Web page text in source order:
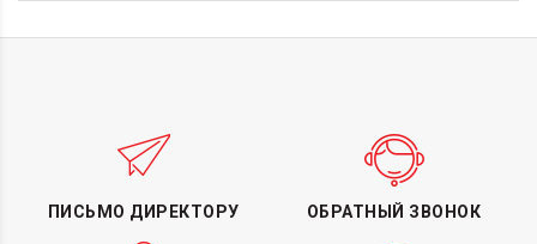
ПИСЬМО ДИРЕКТОРУ ОБРАТНЫЙ ЗВОНОК